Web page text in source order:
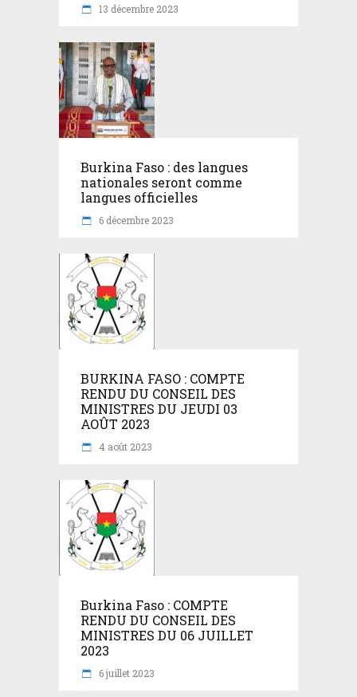
13 décembre 2023
Burkina Faso : des langues
nationales seront comme
langues officielles
6 décembre 2023
BURKINA FASO : COMPTE
RENDU DU CONSEIL DES
MINISTRES DU JEUDI 03
AOÛT 2023
4 août 2023
Burkina Faso : COMPTE
RENDU DU CONSEIL DES
MINISTRES DU 06 JUILLET
2023
6 juillet 2023